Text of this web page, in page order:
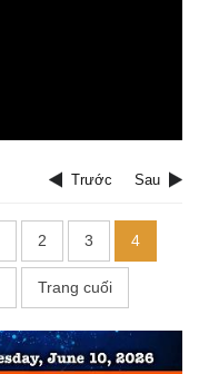
Trước Sau
2 3 4
Trang cuối